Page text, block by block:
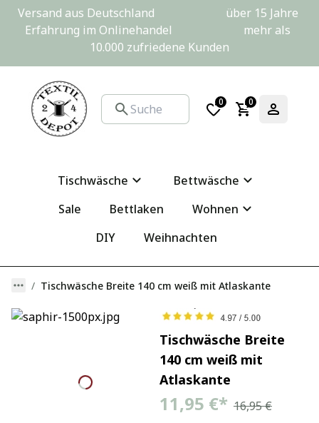
Versand aus Deutschland                         über 15 Jahre
Erfahrung im Onlinehandel                         mehr als
10.000 zufriedene Kunden
0 0
Tischwäsche
Bettwäsche
Sale
Bettlaken
Wohnen
DIY
Weihnachten
Tischwäsche Breite 140 cm weiß mit Atlaskante
Tischwäsche Breite
140 cm weiß mit
Atlaskante
11,95 €* 16,95 €